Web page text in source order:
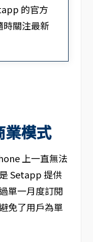
的官方
時關注最新
模式
上一直無法
Setapp 提供
單一月度訂閱
免了用戶為單